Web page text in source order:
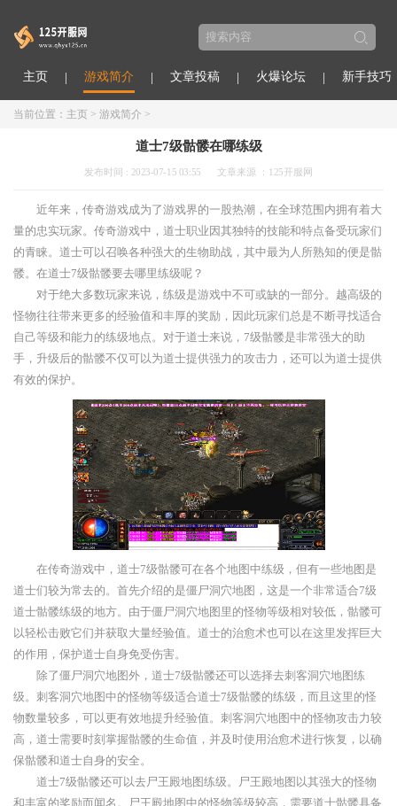
主页 游戏简介 文章投稿 火爆论坛 新手技巧
当前位置： 主页 > 游戏简介 >
道士7级骷髅在哪练级
发布时间 : 2023-07-15 03:55 文章来源 ：125开服网
近年来，传奇游戏成为了游戏界的一股热潮，在全球范围内拥有着大
量的忠实玩家。传奇游戏中，道士职业因其独特的技能和特点备受玩家们
的青睐。道士可以召唤各种强大的生物助战，其中最为人所熟知的便是骷
髅。在道士7级骷髅要去哪里练级呢？
对于绝大多数玩家来说，练级是游戏中不可或缺的一部分。越高级的
怪物往往带来更多的经验值和丰厚的奖励，因此玩家们总是不断寻找适合
自己等级和能力的练级地点。对于道士来说，7级骷髅是非常强大的助
手，升级后的骷髅不仅可以为道士提供强力的攻击力，还可以为道士提供
有效的保护。
在传奇游戏中，道士7级骷髅可在各个地图中练级，但有一些地图是
道士们较为常去的。首先介绍的是僵尸洞穴地图，这是一个非常适合7级
道士骷髅练级的地方。由于僵尸洞穴地图里的怪物等级相对较低，骷髅可
以轻松击败它们并获取大量经验值。道士的治愈术也可以在这里发挥巨大
的作用，保护道士自身免受伤害。
除了僵尸洞穴地图外，道士7级骷髅还可以选择去刺客洞穴地图练
级。刺客洞穴地图中的怪物等级适合道士7级骷髅的练级，而且这里的怪
物数量较多，可以更有效地提升经验值。刺客洞穴地图中的怪物攻击力较
高，道士需要时刻掌握骷髅的生命值，并及时使用治愈术进行恢复，以确
保骷髅和道士自身的安全。
道士7级骷髅还可以去尸王殿地图练级。尸王殿地图以其强大的怪物
和丰富的奖励而闻名。尸王殿地图中的怪物等级较高，需要道士骷髅具备